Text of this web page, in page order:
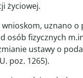
życiowej.
wnioskom, uznano
osób fizycznych
ustawy o
poz. 1265).